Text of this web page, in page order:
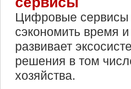
Цифровые сервисы
сэкономить время
развивает
решения в том
хозяйства.